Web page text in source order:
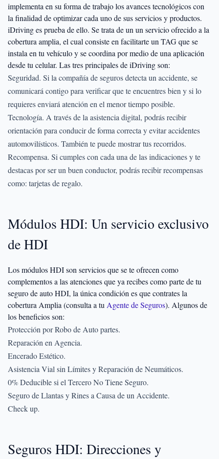
implementa en su forma de trabajo los avances tecnológicos con
la finalidad de optimizar cada uno de sus servicios y productos.
iDriving es prueba de ello. Se trata de un un servicio ofrecido a la
cobertura amplia, el cual consiste en facilitarte un TAG que se
instala en tu vehículo y se coordina por medio de una aplicación
desde tu celular. Las tres principales de iDriving son:
Seguridad. Si la compañía de seguros detecta un accidente, se
comunicará contigo para verificar que te encuentres bien y si lo
requieres enviará atención en el menor tiempo posible.
Tecnología. A través de la asistencia digital, podrás recibir
orientación para conducir de forma correcta y evitar accidentes
automovilísticos. También te puede mostrar tus recorridos.
Recompensa. Si cumples con cada una de las indicaciones y te
destacas por ser un buen conductor, podrás recibir recompensas
como: tarjetas de regalo.
Módulos HDI: Un servicio exclusivo
de HDI
Los módulos HDI son servicios que se te ofrecen como
complementos a las atenciones que ya recibes como parte de tu
seguro de auto HDI, la única condición es que contrates la
cobertura Amplia (consulta a tu Agente de Seguros). Algunos de
los beneficios son:
Protección por Robo de Auto partes.
Reparación en Agencia.
Encerado Estético.
Asistencia Vial sin Límites y Reparación de Neumáticos.
0% Deducible si el Tercero No Tiene Seguro.
Seguro de Llantas y Rines a Causa de un Accidente.
Check up.
Seguros HDI: Direcciones y